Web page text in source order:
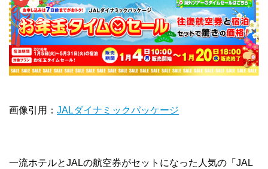
画像引用： JALダイナミックパッケージ
一流ホテルとJALの航空券がセットになった人気の「JAL